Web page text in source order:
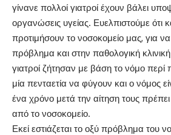
γίνανε πολλοί γιατροί έχουν βάλει
οργανώσεις υγείας. Ευελπιστούμε ότι
προτιμήσουν το νοσοκομείο μας, για
πρόβλημα και στην παθολογική
γιατροί ζήτησαν με βάση το νόμο
μία πενταετία να φύγουν και ο νόμος
ένα χρόνο μετά την αίτηση τους
από το νοσοκομείο.
Εκεί εστιάζεται το οξύ πρόβλημα του